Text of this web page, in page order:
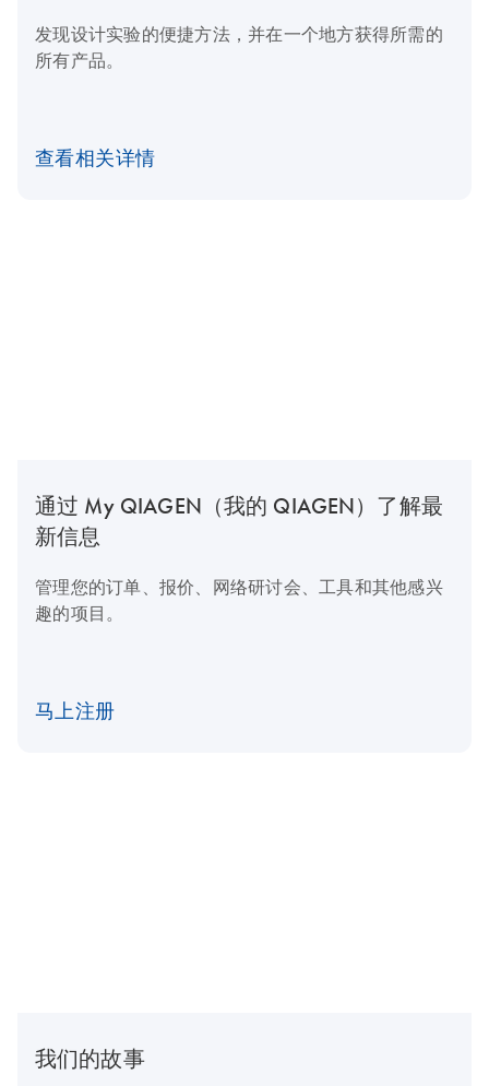
发现设计实验的便捷方法，并在一个地方获得所需的
所有产品。
查看相关详情
通过 My QIAGEN（我的 QIAGEN）了解最
新信息
管理您的订单、报价、网络研讨会、工具和其他感兴
趣的项目。
马上注册
我们的故事